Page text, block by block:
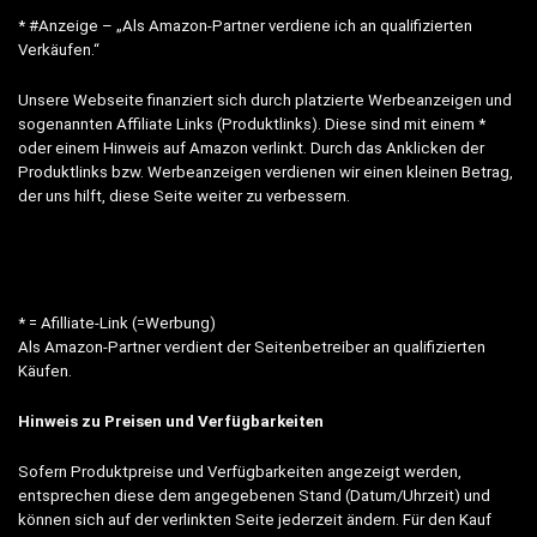
* #Anzeige – „Als Amazon-Partner verdiene ich an qualifizierten
Verkäufen.“
Unsere Webseite finanziert sich durch platzierte Werbeanzeigen und
sogenannten Affiliate Links (Produktlinks). Diese sind mit einem *
oder einem Hinweis auf Amazon verlinkt. Durch das Anklicken der
Produktlinks bzw. Werbeanzeigen verdienen wir einen kleinen Betrag,
der uns hilft, diese Seite weiter zu verbessern.
* = Afilliate-Link (=Werbung)
Als Amazon-Partner verdient der Seitenbetreiber an qualifizierten
Käufen.
Hinweis zu Preisen und Verfügbarkeiten
Sofern Produktpreise und Verfügbarkeiten angezeigt werden,
entsprechen diese dem angegebenen Stand (Datum/Uhrzeit) und
können sich auf der verlinkten Seite jederzeit ändern. Für den Kauf